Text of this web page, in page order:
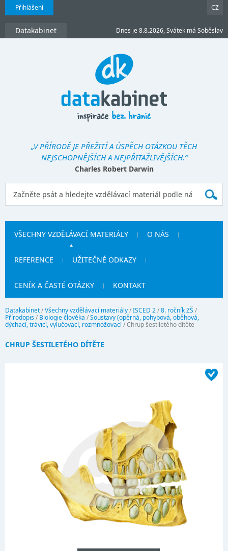
Přihlášení CZ
Datakabinet Dnes je 8.8.2026, Svátek má Soběslav
„V PŘÍRODĚ JE PŘEŽITÍ A ÚSPĚCH OTÁZKOU TĚCH
NEJSCHOPNĚJŠÍCH A NEJPŘITAŽLIVĚJŠÍCH.“
Charles Robert Darwin
VŠECHNY VZDĚLÁVACÍ MATERIÁLY O NÁS
REFERENCE UŽITEČNÉ ODKAZY
CENÍK A ČASTÉ OTÁZKY KONTAKT
Datakabinet/Všechny vzdělávací materiály/ISCED 2/8. ročník ZŠ /
Přírodopis/ Biologie člověka /Soustavy (opěrná, pohybová, oběhová,
dýchací, trávicí, vylučovací, rozmnožovací/Chrup šestiletého dítěte
CHRUP ŠESTILETÉHO DÍTĚTE